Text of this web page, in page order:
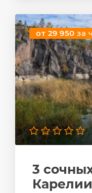
от 29 950за
3